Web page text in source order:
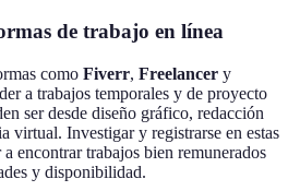
de trabajo en línea
como Fiverr, Freelancer y
a trabajos temporales y de proyecto
ser desde diseño gráfico, redacción
virtual. Investigar y registrarse en estas
encontrar trabajos bien remunerados
y disponibilidad.